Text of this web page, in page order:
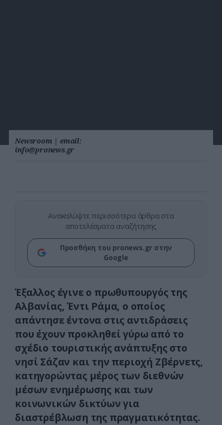
Newsroom | email:
info@pronews.gr
Ανακαλύψτε περισσότερα άρθρα στα
αποτελέσματα αναζήτησης
Προσθήκη του pronews.gr στην
Google
Έξαλλος έγινε ο πρωθυπουργός της
Αλβανίας, Έντι Ράμα, ο οποίος
απάντησε έντονα στις αντιδράσεις
που έχουν προκληθεί γύρω από το
σχέδιο τουριστικής ανάπτυξης στο
νησί Σάζαν και την περιοχή Ζβέρνετς,
κατηγορώντας μέρος των διεθνών
μέσων ενημέρωσης και των
κοινωνικών δικτύων για
διαστρέβλωση της πραγματικότητας.